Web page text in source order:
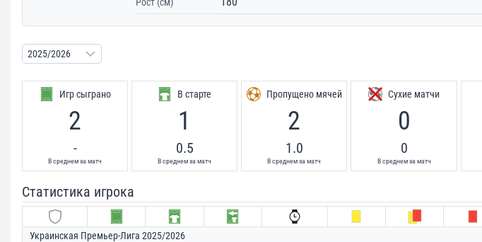
Игр сыграно
2
-
В среднем за матч
В старте
1
0.5
В среднем за матч
Пропущено мячей
2
1.0
В среднем за матч
Сухие матчи
0
0
В среднем за матч
Статистика игрока
Украинская Премьер-Лига 2025/2026